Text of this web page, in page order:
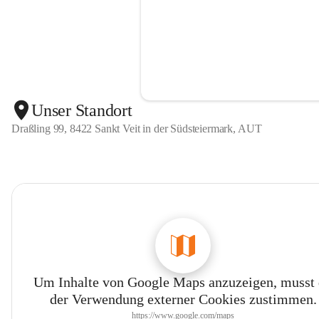
Unser Standort
Draßling 99, 8422 Sankt Veit in der Südsteiermark, AUT
Um Inhalte von Google Maps anzuzeigen, musst
der Verwendung externer Cookies zustimmen.
https://www.google.com/maps